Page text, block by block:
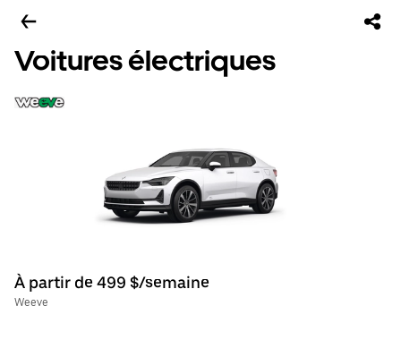
Voitures électriques
À partir de 499 $/semaine
Weeve